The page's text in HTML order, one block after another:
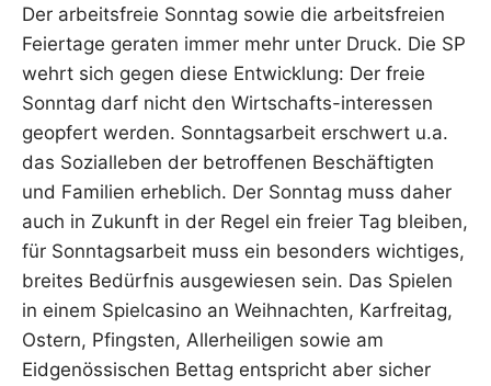
Der arbeitsfreie Sonntag sowie die arbeitsfreien
Feiertage geraten immer mehr unter Druck. Die SP
wehrt sich gegen diese Entwicklung: Der freie
Sonntag darf nicht den Wirtschafts-interessen
geopfert werden. Sonntagsarbeit erschwert u.a.
das Sozialleben der betroffenen Beschäftigten
und Familien erheblich. Der Sonntag muss daher
auch in Zukunft in der Regel ein freier Tag bleiben,
für Sonntagsarbeit muss ein besonders wichtiges,
breites Bedürfnis ausgewiesen sein. Das Spielen
in einem Spielcasino an Weihnachten, Karfreitag,
Ostern, Pfingsten, Allerheiligen sowie am
Eidgenössischen Bettag entspricht aber sicher